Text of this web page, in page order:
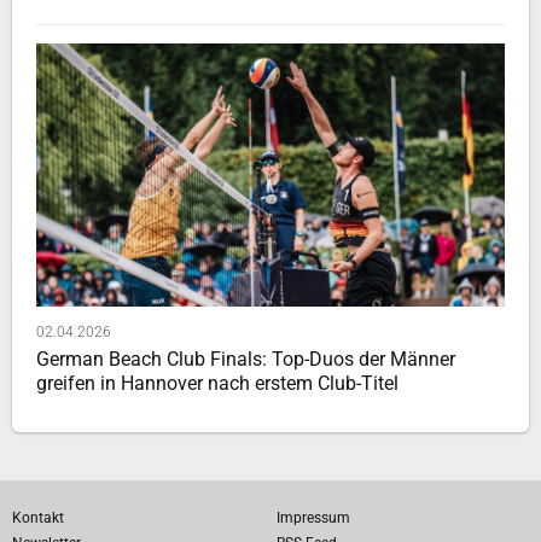
02.04.2026
German Beach Club Finals: Top-Duos der Männer
greifen in Hannover nach erstem Club-Titel
Kontakt
Impressum